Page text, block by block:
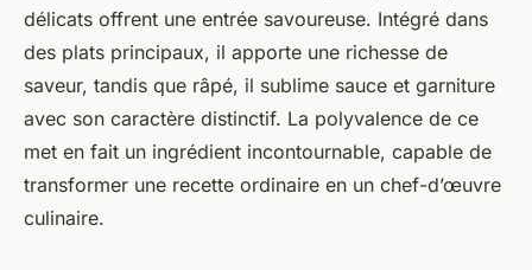
délicats offrent une entrée savoureuse. Intégré dans
des plats principaux, il apporte une richesse de
saveur, tandis que râpé, il sublime sauce et garniture
avec son caractère distinctif. La polyvalence de ce
met en fait un ingrédient incontournable, capable de
transformer une recette ordinaire en un chef-d’œuvre
culinaire.